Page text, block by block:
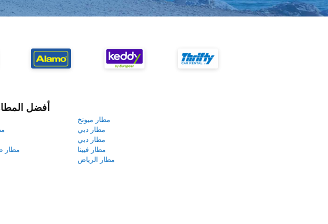
أفضل
مطار ميونخ
مطار دبي
مطار دبي
مطار
مطار فيينا
مطار الرياض